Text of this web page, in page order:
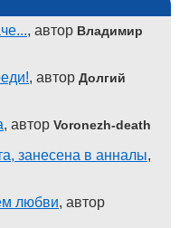
, автор Владимир
, автор Долгий
, автор Voronezh-death
занесена в анналы,
любви, автор